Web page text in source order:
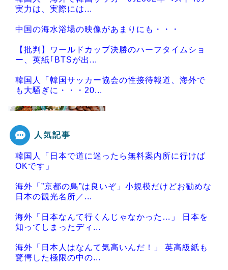
実力は、実際には...
中国の海水浴場の映像があまりにも・・・
【批判】ワールドカップ決勝のハーフタイムショ
ー、英紙｢BTSが出...
韓国人「韓国サッカー協会の性接待報道、海外で
も大騒ぎに・・・20...
Powered by livedoor 相互RSS
人気記事
韓国人「日本で道に迷ったら無料案内所に行けば
OKです」
海外「”京都の鳥”は良いぞ」小規模だけどお勧めな
日本の観光名所／...
海外「日本なんて行くんじゃなかった…」 日本を
知ってしまったディ...
海外「日本人はなんて気高いんだ！」 英高級紙も
驚愕した極限の中の...